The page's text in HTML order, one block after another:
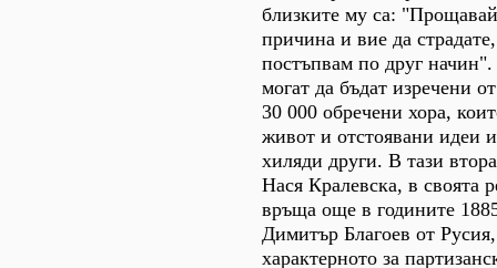
близките му са:
причина и вие да
постъпвам по друг
могат да бъдат изречени
30 000 обречени хора,
живот и отстоявани идеи
хиляди други. В тази
Нася Кралевска, в своята
връща още в годините
Димитър Благоев от
характерното за